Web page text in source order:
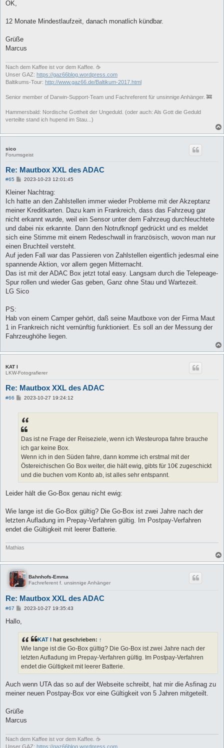
a
OK,
12 Monate Mindestlaufzeit, danach monatlich kündbar.
Grüße
Marcus
Nach dem Kaffee ist vor dem Kaffee. ☕
Unser GAZ: https://gaz66blog.wordpress.com
Baltikums-Tour: http://www.gaz66.de/Baltikum-2017.html
Senior member of Darwin-Support-Team und Fachreferent für unsinnige Anhänger. 🚒
Hammersbald: Nordische Gottheit der Ungeduld. (oder auch: Als Gott die Geduld
verteilte stand ich hupend im Stau...)
sico
Forumsgeist
Re: Mautbox XXL des ADAC
#65
B
i
r
a
2023-10-23 12:01:45
Kleiner Nachtrag:
Ich hatte an den Zahlstellen immer wieder Probleme mit der Akzeptanz
meiner Kreditkarten. Dazu kam in Frankreich, dass das Fahrzeug gar
nicht erkannt wurde, weil ein Sensor unter dem Fahrzeug durchleuchtete
und dabei nix erkannte. Dann den Notrufknopf gedrückt und es meldet
sich eine Stimme mit einem Redeschwall in französisch, wovon man nur
einen Bruchteil versteht.
Auf jeden Fall war das Passieren von Zahlstellen eigentlich jedesmal eine
spannende Aktion, vor allem gegen Mitternacht.
Das ist mit der ADAC Box jetzt total easy. Langsam durch die Telepeage-
Spur rollen und wieder Gas geben, Ganz ohne Stau und Wartezeit.
LG Sico
PS:
Hab von einem Camper gehört, daß seine Mautboxe von der Firma Maut
1 in Frankreich nicht vernünftig funktioniert. Es soll an der Messung der
Fahrzeughöhe liegen.
KAT I
LKW-Fotografierer
Re: Mautbox XXL des ADAC
#66
B
r
a
g
2023-10-27 19:24:12
Das ist ne Frage der Reiseziele, wenn ich Westeuropa fahre brauche
ich gar keine Box.
Wenn ich in den Süden fahre, dann komme ich erstmal mit der
Östereichischen Go Box weiter, die hält ewig, gibts für 10€ zugeschickt
und die buchen vom Konto ab, ist alles sehr entspannt.
Leider hält die Go-Box genau nicht ewig:
Wie lange ist die Go-Box gültig? Die Go-Box ist zwei Jahre nach der
letzten Aufladung im Prepay-Verfahren gültig. Im Postpay-Verfahren
endet die Gültigkeit mit leerer Batterie.
Mathias
Bahnhofs-Emma
Fachreferent f. unsinnige Anhänger
Re: Mautbox XXL des ADAC
#67
B
r
a
g
2023-10-27 19:35:43
Hallo,
KAT I hat geschrieben: ↑
Wie lange ist die Go-Box gültig? Die Go-Box ist zwei Jahre nach der
letzten Aufladung im Prepay-Verfahren gültig. Im Postpay-Verfahren
endet die Gültigkeit mit leerer Batterie.
Auch wenn UTA das so auf der Webseite schreibt, hat mir die Asfinag zu
meiner neuen Postpay-Box vor eine Gültigkeit von 5 Jahren mitgeteilt.
Grüße
Marcus
Nach dem Kaffee ist vor dem Kaffee. ☕
Unser GAZ: https://gaz66blog.wordpress.com